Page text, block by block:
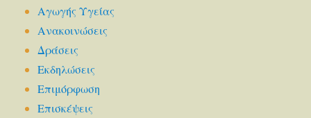
Αγωγής Υγείας
Ανακοινώσεις
Δράσεις
Εκδηλώσεις
Επιμόρφωση
Επισκέψεις